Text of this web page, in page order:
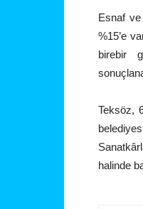
Esnaf ve
%15’e
birebir
Teksöz,
halinde